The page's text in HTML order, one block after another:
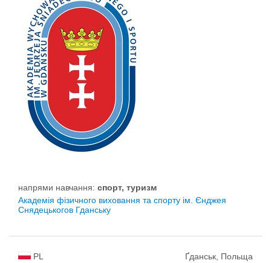
напрями навчання: спорт, туризм
Академія фізичного виховання та спорту ім. Єнджея
Снядецькогов Гданську
PL Ґданськ, Польща